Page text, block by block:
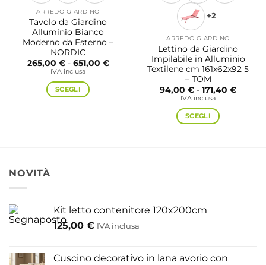
ARREDO GIARDINO
Tavolo da Giardino
Alluminio Bianco
Moderno da Esterno –
NORDIC
265,00 € - 651,00 €Fascia
IVA inclusa
SCEGLI
scelte
nella
del
+2
ARREDO GIARDINO
Lettino da Giardino
Impilabile in Alluminio
Textilene cm 161x62x92 5
– TOM
94,00 € - 171,40 €Fascia
IVA inclusa
SCEGLI
nella
NOVITÀ
Kit letto contenitore 120x200cm
125,00 € IVA inclusa
Cuscino decorativo in lana avorio con